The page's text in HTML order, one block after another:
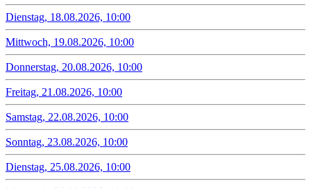
Dienstag, 18.08.2026, 10:00
Mittwoch, 19.08.2026, 10:00
Donnerstag, 20.08.2026, 10:00
Freitag, 21.08.2026, 10:00
Samstag, 22.08.2026, 10:00
Sonntag, 23.08.2026, 10:00
Dienstag, 25.08.2026, 10:00